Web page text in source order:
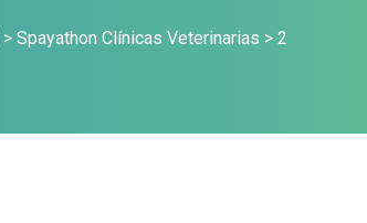
> Spayathon Clínicas Veterinarias > 2